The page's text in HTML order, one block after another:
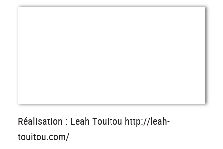
Réalisation : Leah Touitou http://leah-
touitou.com/